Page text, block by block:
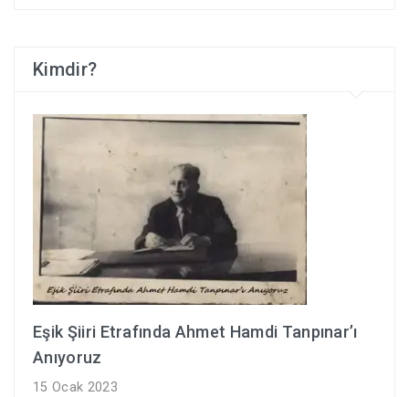
Kimdir?
Eşik Şiiri Etrafında Ahmet Hamdi Tanpınar’ı
Anıyoruz
15 Ocak 2023